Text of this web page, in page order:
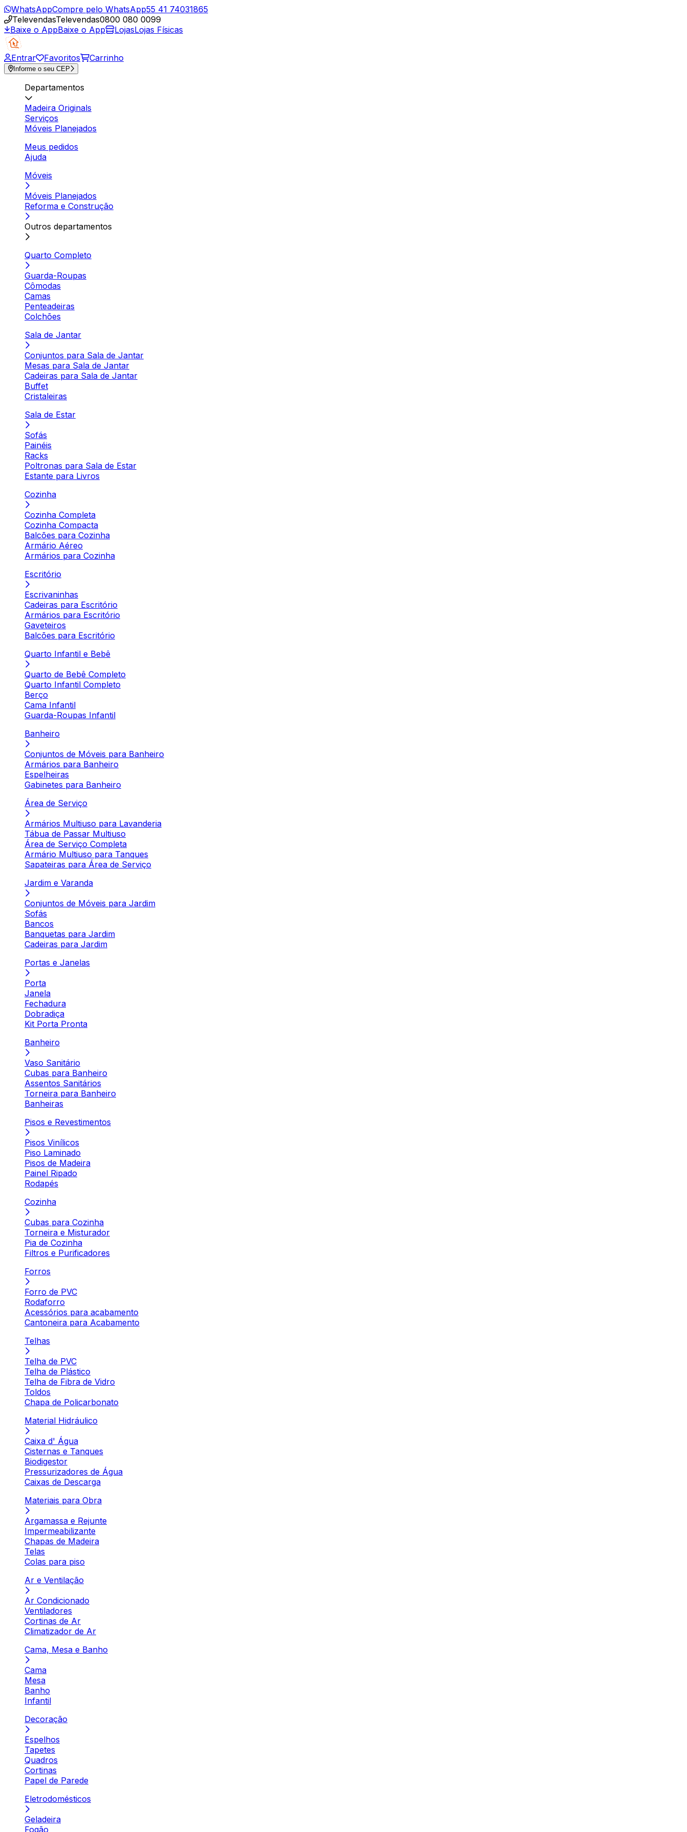
WhatsAppCompre pelo WhatsApp55 41 74031865
TelevendasTelevendas0800 080 0099
Baixe o AppBaixe o App LojasLojas Físicas
Entrar Favoritos Carrinho
Informe o seu CEP
Departamentos
Madeira Originals
Serviços
Móveis Planejados
Meus pedidos
Ajuda
Móveis
Móveis Planejados
Reforma e Construção
Outros departamentos
Quarto Completo
Guarda-Roupas
Cômodas
Camas
Penteadeiras
Colchões
Sala de Jantar
Conjuntos para Sala de Jantar
Mesas para Sala de Jantar
Cadeiras para Sala de Jantar
Buffet
Cristaleiras
Sala de Estar
Sofás
Painéis
Racks
Poltronas para Sala de Estar
Estante para Livros
Cozinha
Cozinha Completa
Cozinha Compacta
Balcões para Cozinha
Armário Aéreo
Armários para Cozinha
Escritório
Escrivaninhas
Cadeiras para Escritório
Armários para Escritório
Gaveteiros
Balcões para Escritório
Quarto Infantil e Bebê
Quarto de Bebê Completo
Quarto Infantil Completo
Berço
Cama Infantil
Guarda-Roupas Infantil
Banheiro
Conjuntos de Móveis para Banheiro
Armários para Banheiro
Espelheiras
Gabinetes para Banheiro
Área de Serviço
Armários Multiuso para Lavanderia
Tábua de Passar Multiuso
Área de Serviço Completa
Armário Multiuso para Tanques
Sapateiras para Área de Serviço
Jardim e Varanda
Conjuntos de Móveis para Jardim
Sofás
Bancos
Banquetas para Jardim
Cadeiras para Jardim
Portas e Janelas
Porta
Janela
Fechadura
Dobradiça
Kit Porta Pronta
Banheiro
Vaso Sanitário
Cubas para Banheiro
Assentos Sanitários
Torneira para Banheiro
Banheiras
Pisos e Revestimentos
Pisos Vinílicos
Piso Laminado
Pisos de Madeira
Painel Ripado
Rodapés
Cozinha
Cubas para Cozinha
Torneira e Misturador
Pia de Cozinha
Filtros e Purificadores
Forros
Forro de PVC
Rodaforro
Acessórios para acabamento
Cantoneira para Acabamento
Telhas
Telha de PVC
Telha de Plástico
Telha de Fibra de Vidro
Toldos
Chapa de Policarbonato
Material Hidráulico
Caixa d' Água
Cisternas e Tanques
Biodigestor
Pressurizadores de Água
Caixas de Descarga
Materiais para Obra
Argamassa e Rejunte
Impermeabilizante
Chapas de Madeira
Telas
Colas para piso
Ar e Ventilação
Ar Condicionado
Ventiladores
Cortinas de Ar
Climatizador de Ar
Cama, Mesa e Banho
Cama
Mesa
Banho
Infantil
Decoração
Espelhos
Tapetes
Quadros
Cortinas
Papel de Parede
Eletrodomésticos
Geladeira
Fogão